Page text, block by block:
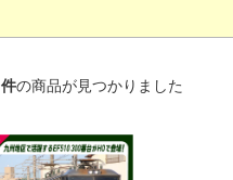
件の商品が見つかりました